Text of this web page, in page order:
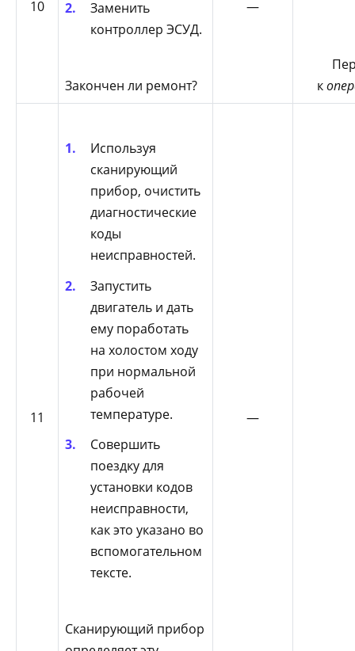
10
Заменить
контроллер ЭСУД.
Закончен ли ремонт?
—
к
11
Используя
сканирующий
прибор, очистить
диагностические
коды
неисправностей.
Запустить
двигатель и дать
ему поработать
на холостом ходу
при нормальной
рабочей
температуре.
Совершить
поездку для
установки кодов
неисправности,
как это указано во
вспомогательном
тексте.
Сканирующий прибор
—